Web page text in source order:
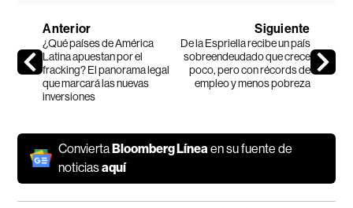
Anterior
¿Qué países de América
Latina apuestan por el
fracking? El panorama legal
que marcará las nuevas
inversiones
Siguiente
De la Espriella recibe un país
sobreendeudado que crece
poco, pero con récords de
empleo y menos pobreza
ConviertaBloomberg Línea en su fuente de
noticiasaquí